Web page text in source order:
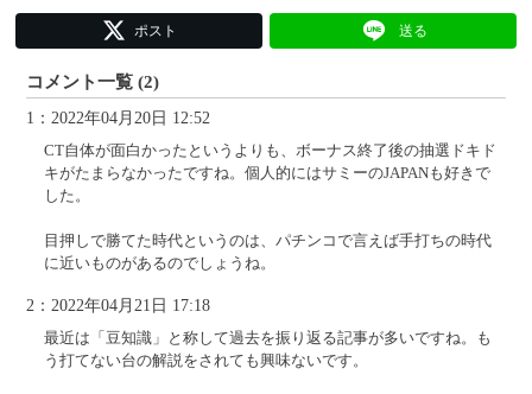
ポスト 送る
コメント一覧 (2)
1：2022年04月20日 12:52
CT自体が面白かったというよりも、ボーナス終了後の抽選ドキド
キがたまらなかったですね。個人的にはサミーのJAPANも好きで
した。
目押しで勝てた時代というのは、パチンコで言えば手打ちの時代
に近いものがあるのでしょうね。
2：2022年04月21日 17:18
最近は「豆知識」と称して過去を振り返る記事が多いですね。も
う打てない台の解説をされても興味ないです。